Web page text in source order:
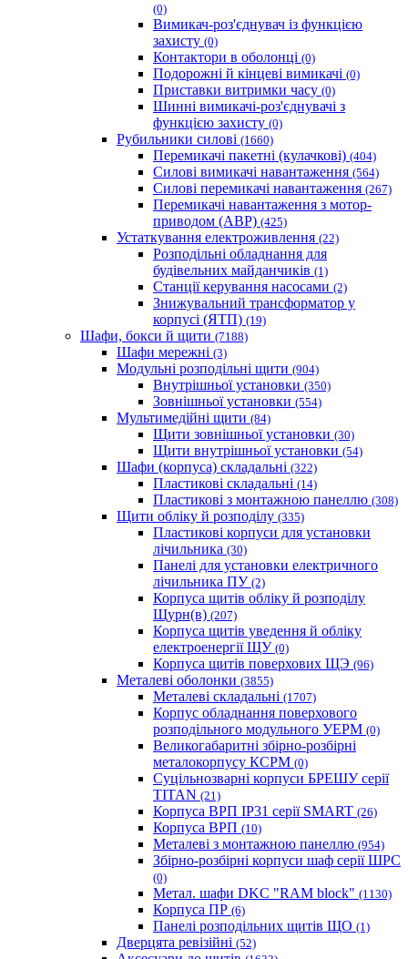
(0)
Вимикач-роз'єднувач із функцією
захисту (0)
Контактори в оболонці (0)
Подорожні й кінцеві вимикачі (0)
Приставки витримки часу (0)
Шинні вимикачі-роз'єднувачі з
функцією захисту (0)
Рубильники силові (1660)
Перемикачі пакетні (кулачкові) (404)
Силові вимикачі навантаження (564)
Cилові перемикачі навантаження (267)
Перемикачі навантаження з мотор-
приводом (АВР) (425)
Устаткування електроживлення (22)
Розподільні обладнання для
будівельних майданчиків (1)
Станції керування насосами (2)
Знижувальний трансформатор у
корпусі (ЯТП) (19)
Шафи, бокси й щити (7188)
Шафи мережні (3)
Модульні розподільні щити (904)
Внутрішньої установки (350)
Зовнішньої установки (554)
Мультимедійні щити (84)
Щити зовнішньої установки (30)
Щити внутрішньої установки (54)
Шафи (корпуса) складальні (322)
Пластикові складальні (14)
Пластикові з монтажною панеллю (308)
Щити обліку й розподілу (335)
Пластикові корпуси для установки
лічильника (30)
Панелі для установки електричного
лічильника ПУ (2)
Корпуса щитів обліку й розподілу
Щурн(в) (207)
Корпуса щитів уведення й обліку
електроенергії ЩУ (0)
Корпуса щитів поверхових ЩЭ (96)
Металеві оболонки (3855)
Металеві складальні (1707)
Корпус обладнання поверхового
розподільного модульного УЕРМ (0)
Великогабаритні збірно-розбірні
металокорпусу КСРМ (0)
Суцільнозварні корпуси БРЕШУ серії
TITAN (21)
Корпуса ВРП IP31 серії SMART (26)
Корпуса ВРП (10)
Металеві з монтажною панеллю (954)
Збірно-розбірні корпуси шаф серії ШРС
(0)
Метал. шафи DKC "RAM block" (1130)
Корпуса ПР (6)
Панелі розподільних щитів ЩО (1)
Дверцята ревізійні (52)